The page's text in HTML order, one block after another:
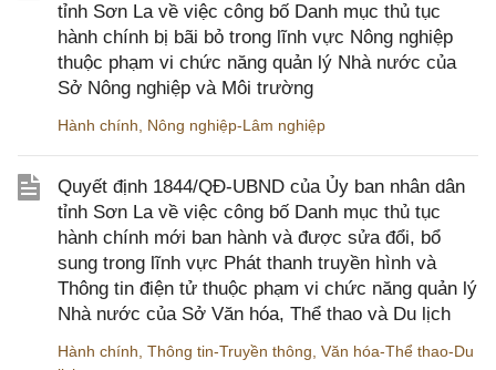
tỉnh Sơn La về việc công bố Danh mục thủ tục
hành chính bị bãi bỏ trong lĩnh vực Nông nghiệp
thuộc phạm vi chức năng quản lý Nhà nước của
Sở Nông nghiệp và Môi trường
Hành chính Nông nghiệp-Lâm nghiệp
Quyết định 1844/QĐ-UBND của Ủy ban nhân dân
tỉnh Sơn La về việc công bố Danh mục thủ tục
hành chính mới ban hành và được sửa đổi, bổ
sung trong lĩnh vực Phát thanh truyền hình và
Thông tin điện tử thuộc phạm vi chức năng quản lý
Nhà nước của Sở Văn hóa, Thể thao và Du lịch
Hành chính Thông tin-Truyền thông Văn hóa-Thể thao-Du